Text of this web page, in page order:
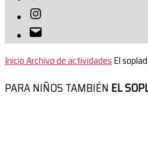
Instagram
Correo
electrónico
InicioArchivo de actividadesEl
PARA NIÑOS TAMBIÉN EL